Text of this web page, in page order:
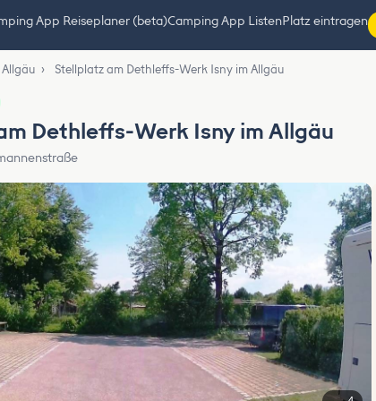
App Reiseplaner (beta)Camping App ListenPlatz eintragen
Allgäu › Stellplatz am Dethleffs-Werk Isny im Allgäu
Dethleffs-Werk Isny im Allgäu